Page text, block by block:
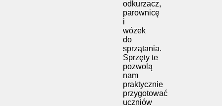
odkurzacz,
parownicę
i
wózek
do
sprzątania.
Sprzęty te
pozwolą
nam
praktycznie
przygotować
uczniów